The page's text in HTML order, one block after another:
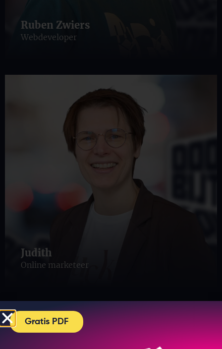
Ruben Zwiers
Webdeveloper
Judith
Online marketeer
Gratis PDF